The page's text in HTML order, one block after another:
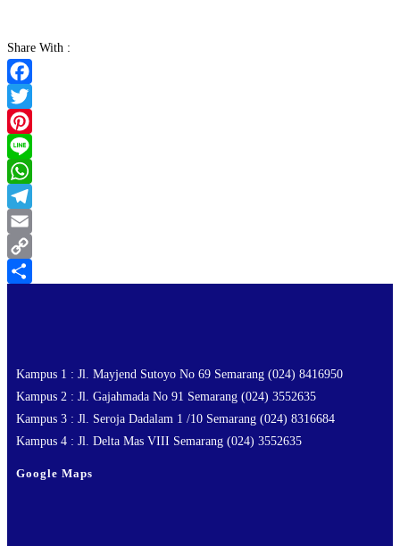
Share With :
Facebook
Twitter
Pinterest
Line
WhatsApp
Telegram
Email
Copy
Kampus 1 : Jl. Mayjend Sutoyo No 69 Semarang (024) 8416950
Kampus 2 : Jl. Gajahmada No 91 Semarang (024) 3552635
Kampus 3 : Jl. Seroja Dadalam 1 /10 Semarang (024) 8316684
Kampus 4 : Jl. Delta Mas VIII Semarang (024) 3552635
Google Maps